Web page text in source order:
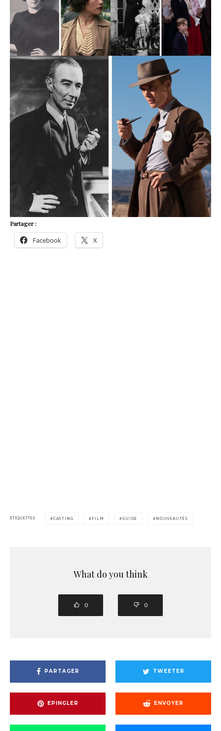
Partager :
Facebook X
ÉTIQUETTES CASTING FILM GUIDE NOUVEAUTÉS
What do you think
0 0
PARTAGER TWEETER
EPINGLER ENVOYER